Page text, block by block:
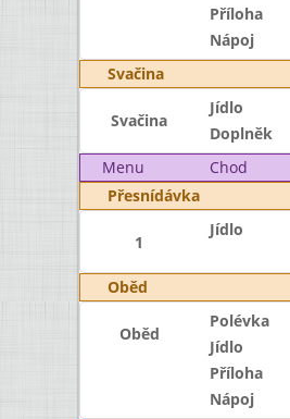
Příloha
Nápoj
Svačina
Svačina
Jídlo
Doplněk
Menu
Chod
Přesnídávka
1
Jídlo
Oběd
Oběd
Polévka
Jídlo
Příloha
Nápoj